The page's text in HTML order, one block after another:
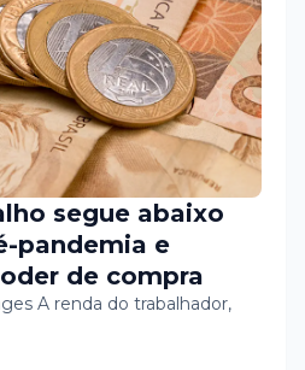
segue abaixo
pandemia e
de compra
A renda do trabalhador,